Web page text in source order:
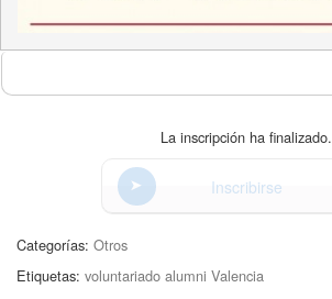
La inscripción ha finalizado.
Inscribirse
Categorías: Otros
Etiquetas: voluntariado alumni Valencia